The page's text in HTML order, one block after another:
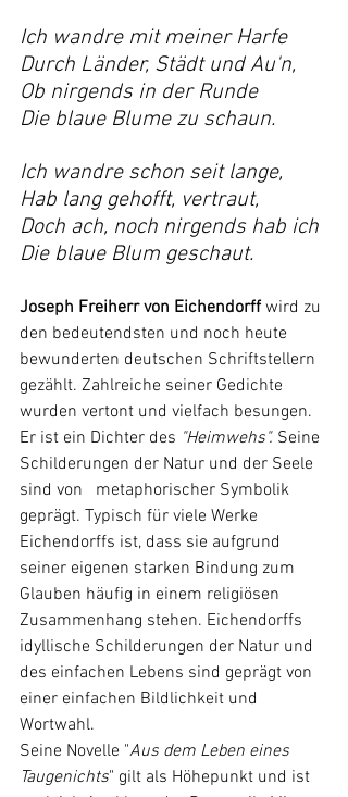
Ich wandre mit meiner Harfe
Durch Länder, Städt und Au'n,
Ob nirgends in der Runde
Die blaue Blume zu schaun.
Ich wandre schon seit lange,
Hab lang gehofft, vertraut,
Doch ach, noch nirgends hab ich
Die blaue Blum geschaut.
Joseph Freiherr von Eichendorff wird zu
den bedeutendsten und noch heute
bewunderten deutschen Schriftstellern
gezählt. Zahlreiche seiner Gedichte
wurden vertont und vielfach besungen.
Er ist ein Dichter des "Heimwehs". Seine
Schilderungen der Natur und der Seele
sind von   metaphorischer Symbolik
geprägt. Typisch für viele Werke
Eichendorffs ist, dass sie aufgrund
seiner eigenen starken Bindung zum
Glauben häufig in einem religiösen
Zusammenhang stehen. Eichendorffs
idyllische Schilderungen der Natur und
des einfachen Lebens sind geprägt von
einer einfachen Bildlichkeit und
Wortwahl.
Seine Novelle "Aus dem Leben eines
Taugenichts" gilt als Höhepunkt und ist